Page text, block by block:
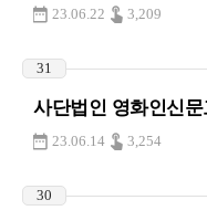
23.06.22 3,209
31
사단법인 영화인신
23.06.14 3,254
30